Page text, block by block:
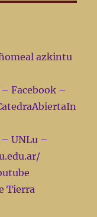
azkintu
Facebook –
UNLu –
Tierra